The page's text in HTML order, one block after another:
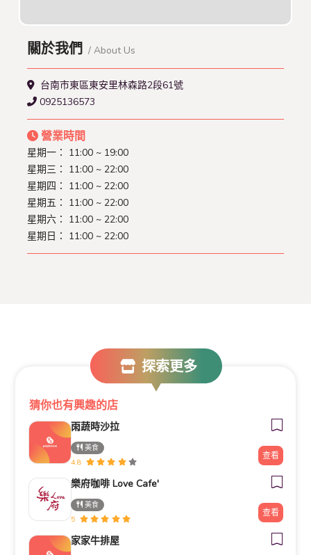
關於我們 / About Us
台南市東區東安里林森路2段61號
0925136573
營業時間
星期一： 11:00 ~ 19:00
星期三： 11:00 ~ 22:00
星期四： 11:00 ~ 22:00
星期五： 11:00 ~ 22:00
星期六： 11:00 ~ 22:00
星期日： 11:00 ~ 22:00
探索更多
猜你也有興趣的店
雨蔬時沙拉
美食
4.8
查看
樂府咖啡 Love Cafe'
美食
5
查看
家家牛排屋